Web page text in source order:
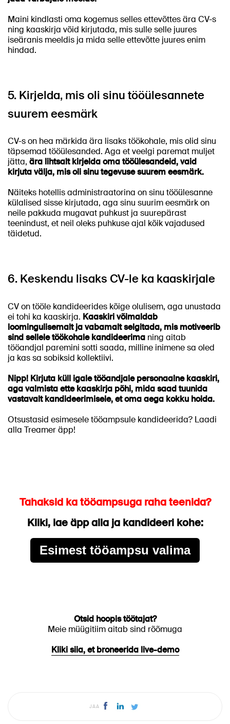
Maini kindlasti oma kogemus selles ettevõttes ära CV-s
ning kaaskirja võid kirjutada, mis sulle selle juures
iseäranis meeldis ja mida selle ettevõtte juures enim
hindad.
5. Kirjelda, mis oli sinu tööülesannete
suurem eesmärk
CV-s on hea märkida ära lisaks töökohale, mis olid sinu
täpsemad tööülesanded. Aga et veelgi paremat muljet
jätta, ära lihtsalt kirjelda oma tööülesandeid, vaid
kirjuta välja, mis oli sinu tegevuse suurem eesmärk.
Näiteks hotellis administraatorina on sinu tööülesanne
külalised sisse kirjutada, aga sinu suurim eesmärk on
neile pakkuda mugavat puhkust ja suurepärast
teenindust, et neil oleks puhkuse ajal kõik vajadused
täidetud.
6. Keskendu lisaks CV-le ka kaaskirjale
CV on tööle kandideerides kõige olulisem, aga unustada
ei tohi ka kaaskirja. Kaaskiri võimaldab
loomingulisemalt ja vabamalt selgitada, mis motiveerib
sind sellele töökohale kandideerima ning aitab
tööandjal paremini sotti saada, milline inimene sa oled
ja kas sa sobiksid kollektiivi.
Nipp! Kirjuta küll igale tööandjale personaalne kaaskiri,
aga valmista ette kaaskirja põhi, mida saad tuunida
vastavalt kandideerimisele, et oma aega kokku hoida.
Otsustasid esimesele tööampsule kandideerida? Laadi
alla Treamer äpp!
Tahaksid ka tööampsuga raha teenida?
Kliki, lae äpp alla ja kandideeri kohe:
Esimest tööampsu valima
Otsid hoopis töötajat?
Meie müügitiim aitab sind rõõmuga
Kliki siia, et broneerida live-demo
JAA